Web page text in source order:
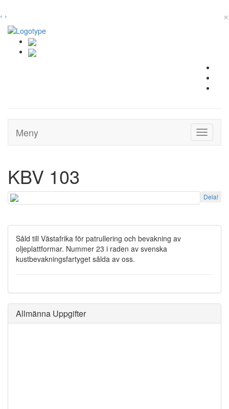
‹ › ×
Toggle
Meny
KBV 103
Dela!
Såld till Västafrika för patrullering och bevakning av
oljeplattformar. Nummer 23 i raden av svenska
kustbevakningsfartyget sålda av oss.
Allmänna Uppgifter